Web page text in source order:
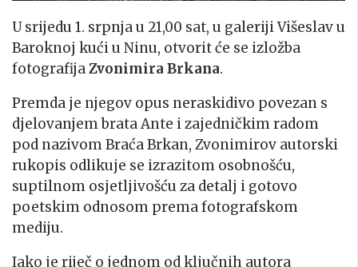
U srijedu 1. srpnja u 21,00 sat, u galeriji Višeslav u
Baroknoj kući u Ninu, otvorit će se izložba
fotografijaZvonimira Brkana.
Premda je njegov opus neraskidivo povezan s
djelovanjem brata Ante i zajedničkim radom
pod nazivom Braća Brkan, Zvonimirov autorski
rukopis odlikuje se izrazitom osobnošću,
suptilnom osjetljivošću za detalj i gotovo
poetskim odnosom prema fotografskom
mediju.
Iako je riječ o jednom od ključnih autora